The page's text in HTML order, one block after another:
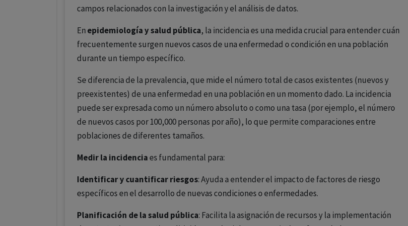
campos relacionados con la investigación y el análisis de datos.
Enepidemiología y salud pública, la incidencia es una medida crucial para entender cuán
frecuentemente surgen nuevos casos de una enfermedad o condición en una población
durante un tiempo específico.
Se diferencia de la prevalencia, que mide el número total de casos existentes (nuevos y
preexistentes) de una enfermedad en una población en un momento dado. La incidencia
puede ser expresada como un número absoluto o como una tasa (por ejemplo, el número
de nuevos casos por 100,000 personas por año), lo que permite comparaciones entre
poblaciones de diferentes tamaños.
Medir la incidenciaes fundamental para:
Identificar y cuantificar riesgos: Ayuda a entender el impacto de factores de riesgo
específicos en el desarrollo de nuevas condiciones o enfermedades.
Planificación de la salud pública: Facilita la asignación de recursos y la implementación